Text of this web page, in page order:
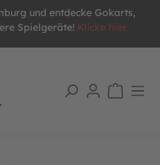
und entdecke Gokarts,
Spielgeräte! Klicke hier.